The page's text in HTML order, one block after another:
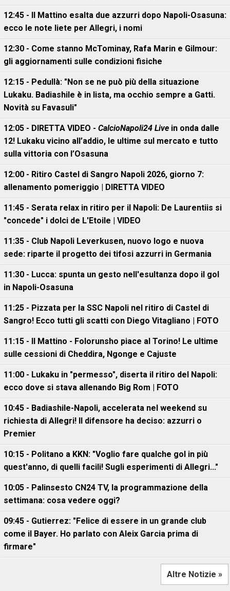
12:45 - Il Mattino esalta due azzurri dopo Napoli-Osasuna:
ecco le note liete per Allegri, i nomi
12:30 - Come stanno McTominay, Rafa Marin e Gilmour:
gli aggiornamenti sulle condizioni fisiche
12:15 - Pedullà: "Non se ne può più della situazione
Lukaku. Badiashile è in lista, ma occhio sempre a Gatti.
Novità su Favasuli"
12:05 - DIRETTA VIDEO - CalcioNapoli24 Live in onda dalle
12! Lukaku vicino all’addio, le ultime sul mercato e tutto
sulla vittoria con l’Osasuna
12:00 - Ritiro Castel di Sangro Napoli 2026, giorno 7:
allenamento pomeriggio | DIRETTA VIDEO
11:45 - Serata relax in ritiro per il Napoli: De Laurentiis si
"concede" i dolci de L'Etoile | VIDEO
11:35 - Club Napoli Leverkusen, nuovo logo e nuova
sede: riparte il progetto dei tifosi azzurri in Germania
11:30 - Lucca: spunta un gesto nell'esultanza dopo il gol
in Napoli-Osasuna
11:25 - Pizzata per la SSC Napoli nel ritiro di Castel di
Sangro! Ecco tutti gli scatti con Diego Vitagliano | FOTO
11:15 - Il Mattino - Folorunsho piace al Torino! Le ultime
sulle cessioni di Cheddira, Ngonge e Cajuste
11:00 - Lukaku in "permesso", diserta il ritiro del Napoli:
ecco dove si stava allenando Big Rom | FOTO
10:45 - Badiashile-Napoli, accelerata nel weekend su
richiesta di Allegri! Il difensore ha deciso: azzurri o
Premier
10:15 - Politano a KKN: "Voglio fare qualche gol in più
quest'anno, di quelli facili! Sugli esperimenti di Allegri..."
10:05 - Palinsesto CN24 TV, la programmazione della
settimana: cosa vedere oggi?
09:45 - Gutierrez: "Felice di essere in un grande club
come il Bayer. Ho parlato con Aleix Garcia prima di
firmare"
Altre Notizie »